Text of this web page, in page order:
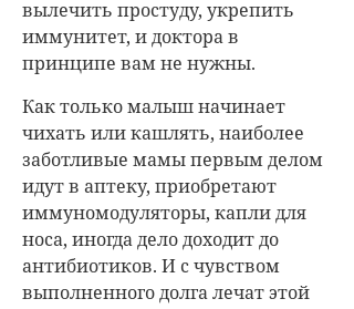
О сосудосуживающих каплях для
носа нужно сказать отдельно. К
сожалению, мало кто из
современных людей читает
аннотацию к каплям и
использует их чаще наобум
каждый раз, когда появляется
заложенность носа или насморк.
А ведь использовать капли
можно не более пяти дней и в
строгой дозировке.